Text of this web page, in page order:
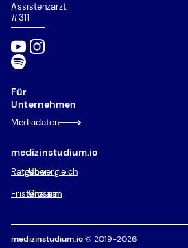
Zweitstudium
Assistenzarzt
#311
medizinstudium.io
Ratgeber
Univergleich
Fristenalarm
Glossar
Für
Unternehmen
Mediadaten
medizinstudium.io© 2019-2026